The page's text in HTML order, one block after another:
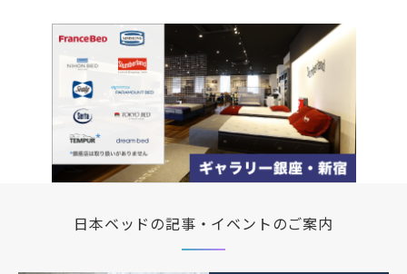
保証期間
2年
日本ベッドの記事・イベントのご案内